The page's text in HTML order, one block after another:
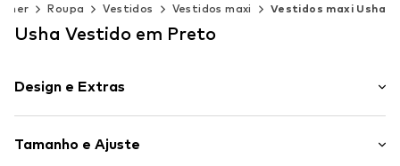
Roupa Vestidos Vestidos maxi Vestidos maxi Usha
Usha Vestido em Preto
Design e Extras
Algodão
Tamanho e Ajuste